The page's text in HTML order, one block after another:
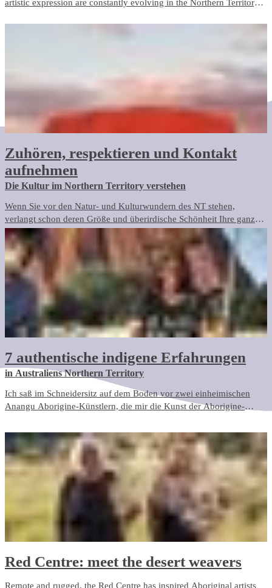
artistic expression are constantly evolving in the Northern Territory.
Zuhören, respektieren und Kontakt
aufnehmen
Die Kultur im Northern Territory verstehen
Wenn Sie vor den Natur- und Kulturwundern des NT stehen,
verlangt schon deren Größe und überirdische Schönheit Ihre ganze
Aufmerksamkeit. Sie werden gar nicht anders können, als sich von
den unglaublichen Landschaften überwältigen zu lassen. Es sind
Orte voller Magie, die seit Anbeginn der Zeit die Fantasie beflügeln
und die für ihre traditionellen Besitzer weiterhin eine tiefe kulturelle
Bedeutung haben.
7 authentische indigene Erfahrungen
in Australiens Northern Territory
Ich saß im Schneidersitz auf dem Boden vor zwei einheimischen
Anangu Aborigine-Künstlern, die mir die Kunst der Aborigine-
Kreationen, die einige der indigenen Künstler des Northern Territory,
Australien, auszeichnen.
Red Centre: meet the desert weavers
Remote and rugged, the Red Centre has inspired Aboriginal artists